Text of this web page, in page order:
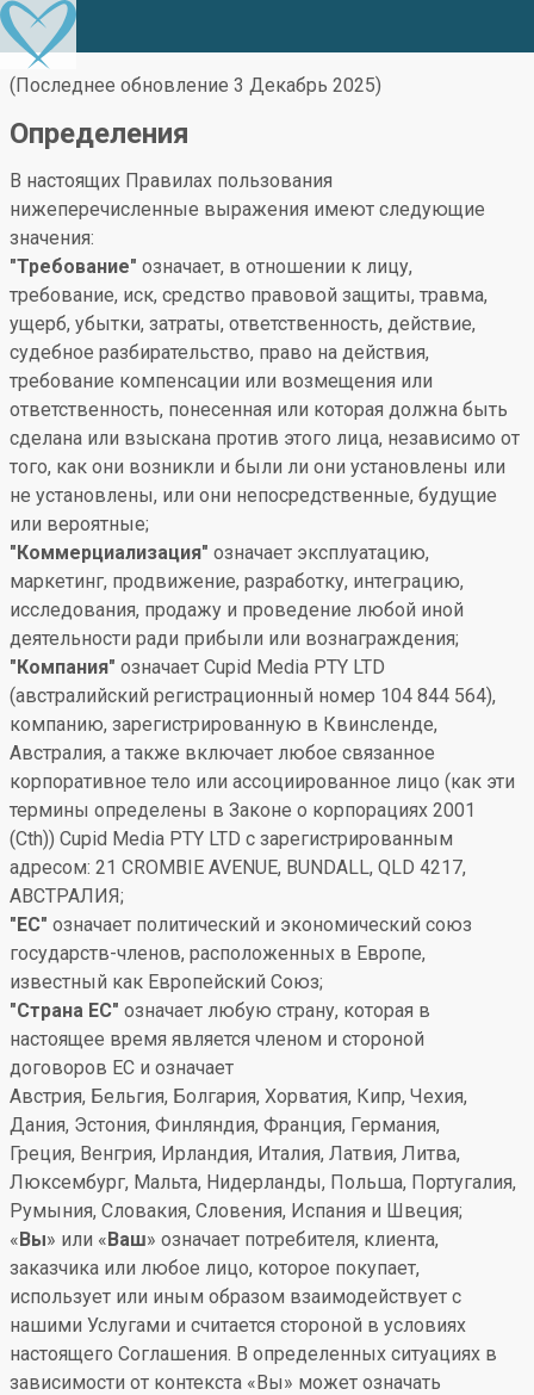
(Последнее обновление 3 Декабрь 2025)
Определения
В настоящих Правилах пользования
нижеперечисленные выражения имеют следующие
значения:
"Требование" означает, в отношении к лицу,
требование, иск, средство правовой защиты, травма,
ущерб, убытки, затраты, ответственность, действие,
судебное разбирательство, право на действия,
требование компенсации или возмещения или
ответственность, понесенная или которая должна быть
сделана или взыскана против этого лица, независимо от
того, как они возникли и были ли они установлены или
не установлены, или они непосредственные, будущие
или вероятные;
"Коммерциализация" означает эксплуатацию,
маркетинг, продвижение, разработку, интеграцию,
исследования, продажу и проведение любой иной
деятельности ради прибыли или вознаграждения;
"Компания" означает Cupid Media PTY LTD
(австралийский регистрационный номер 104 844 564),
компанию, зарегистрированную в Квинсленде,
Австралия, а также включает любое связанное
корпоративное тело или ассоциированное лицо (как эти
термины определены в Законе о корпорациях 2001
(Cth)) Cupid Media PTY LTD с зарегистрированным
адресом: 21 CROMBIE AVENUE, BUNDALL, QLD 4217,
АВСТРАЛИЯ;
"ЕС" означает политический и экономический союз
государств-членов, расположенных в Европе,
известный как Европейский Союз;
"Страна ЕС" означает любую страну, которая в
настоящее время является членом и стороной
договоров ЕС и означает
Австрия, Бельгия, Болгария, Хорватия, Кипр, Чехия,
Дания, Эстония, Финляндия, Франция, Германия,
Греция, Венгрия, Ирландия, Италия, Латвия, Литва,
Люксембург, Мальта, Нидерланды, Польша, Португалия,
Румыния, Словакия, Словения, Испания и Швеция;
«Вы» или «Ваш» означает потребителя, клиента,
заказчика или любое лицо, которое покупает,
использует или иным образом взаимодействует с
нашими Услугами и считается стороной в условиях
настоящего Соглашения. В определенных ситуациях в
зависимости от контекста «Вы» может означать